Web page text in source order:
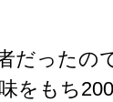
ったの
をもち